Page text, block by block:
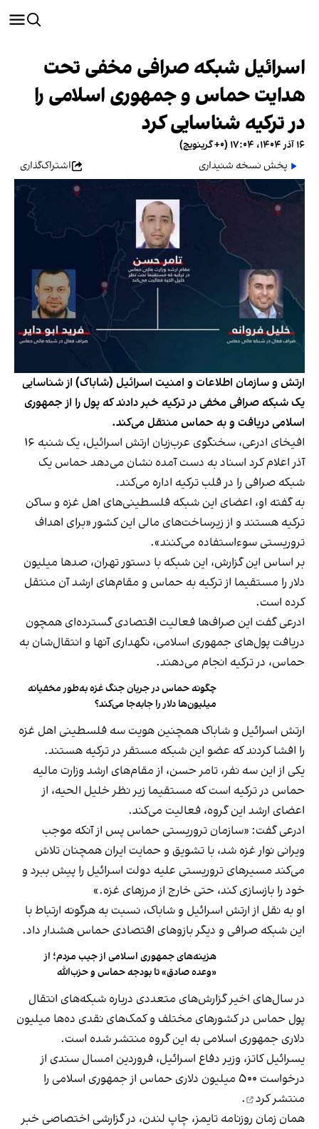
اسرائیل شبکه صرافی مخفی تحت
هدایت حماس و جمهوری اسلامی را
در ترکیه شناسایی کرد
۱۶ آذر ۱۴۰۴، ۱۷:۰۴ (‎+۰ گرینویچ)
پخش نسخه شنیداری
اشتراک‌گذاری
ارتش و سازمان اطلاعات و امنیت اسرائیل (شاباک) از شناسایی
یک شبکه صرافی مخفی در ترکیه خبر دادند که پول را از جمهوری
اسلامی دریافت و به حماس منتقل می‌کند.
افیخای ادرعی، سخنگوی عرب‌زبان ارتش اسرائیل، یک شنبه ۱۶
آذر اعلام کرد اسناد به دست آمده نشان می‌دهد حماس یک
شبکه صرافی را در قلب ترکیه اداره می‌کند.
به گفته او، اعضای این شبکه فلسطینی‌های اهل غزه و ساکن
ترکیه هستند و از زیرساخت‌های مالی این کشور «برای اهداف
تروریستی سوءاستفاده می‌کنند».
بر اساس این گزارش، این شبکه با دستور تهران، صدها میلیون
دلار را مستقیما از ترکیه به حماس و مقام‌های ارشد آن منتقل
کرده است.
ادرعی گفت این صراف‌ها فعالیت اقتصادی گسترده‌ای همچون
دریافت پول‌های جمهوری اسلامی، نگهداری آنها و انتقال‌شان به
حماس، در ترکیه انجام می‌دهند.
چگونه حماس در جریان جنگ غزه به‌طور مخفیانه
میلیون‌ها دلار را جابه‌جا می‌کند؟
ارتش اسرائیل و شاباک همچنین هویت سه فلسطینی اهل غزه
را افشا کردند که عضو این شبکه مستقر در ترکیه هستند.
یکی از این سه نفر، تامر حسن، از مقام‌های ارشد وزارت مالیه
حماس در ترکیه است که مستقیما زیر نظر خلیل الحیه، از
اعضای ارشد این گروه، فعالیت می‌کند.
ادرعی گفت: «سازمان تروریستی حماس پس از آنکه موجب
ویرانی نوار غزه شد، با تشویق و حمایت ایران همچنان تلاش
می‌کند مسیرهای تروریستی علیه دولت اسرائیل را پیش ببرد و
خود را بازسازی کند، حتی خارج از مرزهای غزه.»
او به نقل از ارتش اسرائیل و شاباک، نسبت به هرگونه ارتباط با
این شبکه صرافی و دیگر بازوهای اقتصادی حماس هشدار داد.
هزینه‌های جمهوری اسلامی از جیب مردم؛ از
«وعده صادق» تا بودجه حماس و حزب‌الله
در سال‌های اخیر گزارش‌های متعددی درباره شبکه‌های انتقال
پول حماس در کشورهای مختلف و کمک‌های نقدی ده‌ها میلیون
دلاری جمهوری اسلامی به این گروه منتشر شده است.
یسرائیل کاتز، وزیر دفاع اسرائیل، فروردین امسال سندی از
درخواست ۵۰۰ میلیون دلاری حماس از جمهوری اسلامی را
منتشر کرد
.
همان زمان روزنامه تایمز، چاپ لندن، در گزارشی اختصاصی خبر